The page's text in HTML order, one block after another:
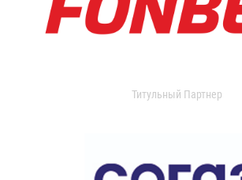
Титульный Партнер